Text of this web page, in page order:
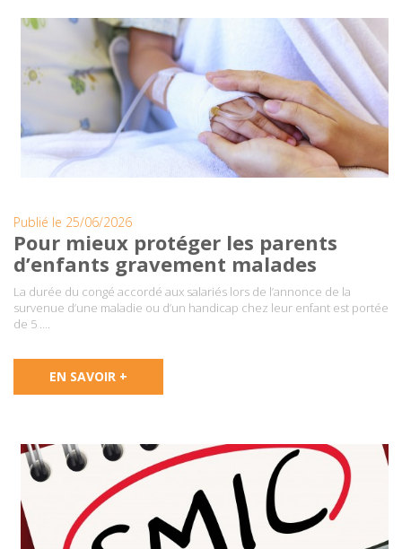
Publié le 25/06/2026
Pour mieux protéger les parents
d’enfants gravement malades
La durée du congé accordé aux salariés lors de l’annonce de la
survenue d’une maladie ou d’un handicap chez leur enfant est portée
de 5 ….
EN SAVOIR +